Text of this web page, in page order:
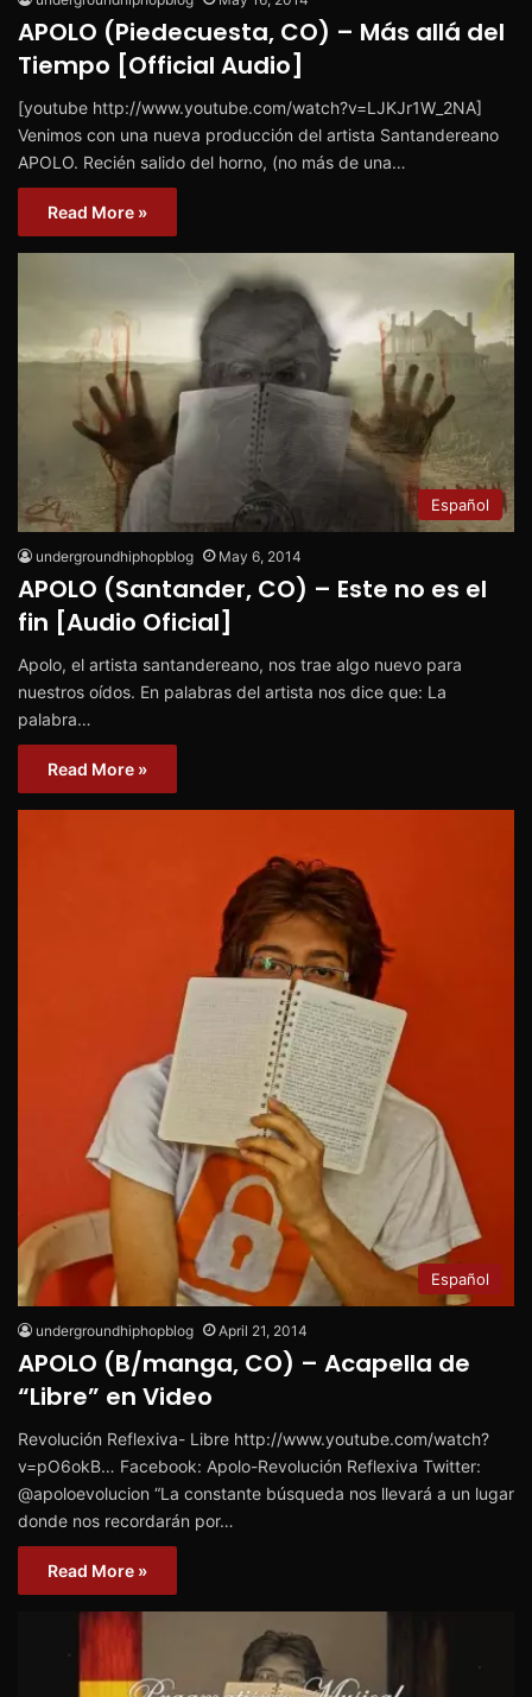
APOLO (Piedecuesta, CO) – Más allá del
Tiempo [Official Audio]
[youtube http://www.youtube.com/watch?v=LJKJr1W_2NA]
Venimos con una nueva producción del artista Santandereano
APOLO. Recién salido del horno, (no más de una…
Read More »
Español
undergroundhiphopblog May 6, 2014
APOLO (Santander, CO) – Este no es el
fin [Audio Oficial]
Apolo, el artista santandereano, nos trae algo nuevo para
nuestros oídos. En palabras del artista nos dice que: La
palabra…
Read More »
Español
undergroundhiphopblog April 21, 2014
APOLO (B/manga, CO) – Acapella de
“Libre” en Video
Revolución Reflexiva- Libre http://www.youtube.com/watch?
v=pO6okB… Facebook: Apolo-Revolución Reflexiva Twitter:
@apoloevolucion “La constante búsqueda nos llevará a un lugar
donde nos recordarán por…
Read More »